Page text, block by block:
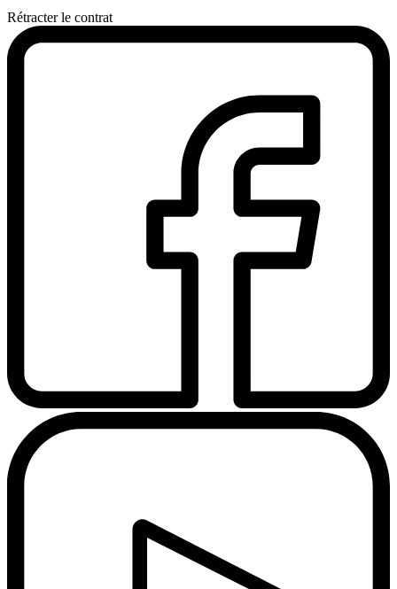
Rétracter le contrat